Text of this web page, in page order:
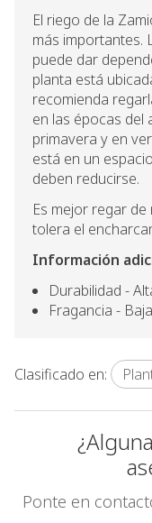
El riego de la
más importantes.
puede dar
planta está
recomienda
en las épocas del
primavera y en
está en un
deben reducirse.
Es mejor regar
tolera el
Información
Durabilidad -
Fragancia - Baja
Clasificado en:
Ponte en